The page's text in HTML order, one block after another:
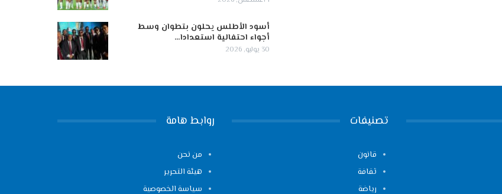
أسود الأطلس يحلون بتطوان وسط
أجواء احتفالية استعدادا…
30 يوليو, 2026
تصنيفات
قانون
ثقافة
رياضة
روابط هامة
من نحن
هيئة التحرير
سياسة الخصوصية